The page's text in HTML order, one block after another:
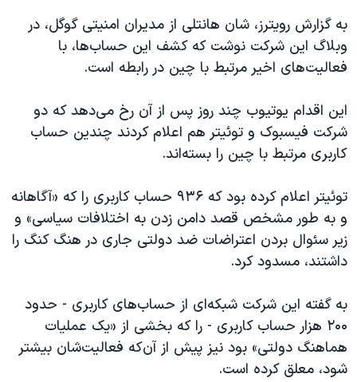
چهل سال گروگان‌گیری
قانون شفافیت دارائی کادر رهبری ایران
اعتراضات مردمی آبان ۹۸
اسرائیل در جنگ
نرگس محمدی برنده جایزه نوبل صلح
همایش محافظه‌کاران آمریکا «سی‌پک»
صفحه‌های ویژه
سفر پرزیدنت ترامپ به چین
به گزارش رویترز، شان هانتلی از مدیران امنیتی گوگل، در
وبلاگ این شرکت نوشت که کشف این حساب‌ها، با
فعالیت‌های اخیر مرتبط با چین در رابطه است.
این اقدام یوتیوب چند روز پس از آن رخ می‌دهد که دو
شرکت فیسبوک و توئیتر هم اعلام کردند چندین حساب
کاربری مرتبط با چین را بسته‌اند.
توئیتر اعلام کرده بود که ۹۳۶ حساب کاربری را که «آگاهانه
و به طور مشخص قصد دامن زدن به اختلافات سیاسی» و
زیر سئوال بردن اعتراضات ضد دولتی جاری در هنگ کنگ را
داشتند، مسدود کرد.
به گفته این شرکت شبکه‌ای از حساب‌های کاربری - حدود
۲۰۰ هزار حساب کاربری - را که بخشی از «یک عملیات
هماهنگ دولتی» بود نیز پیش از آن‌که فعالیت‌شان بیشتر
شود، معلق کرده است.